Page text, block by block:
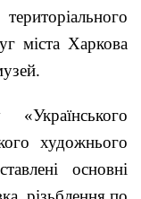
міста Харкова
«Українського
художнього
основні